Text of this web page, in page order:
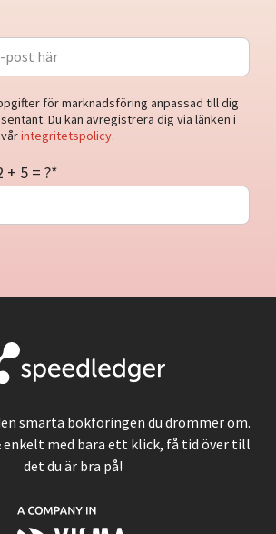
för marknadsföring anpassad till dig
Du kan avregistrera dig via länken i
integritetspolicy.
+ 5 = ?*
smarta bokföringen du drömmer om.
med bara ett klick, få tid över till
det du är bra på!